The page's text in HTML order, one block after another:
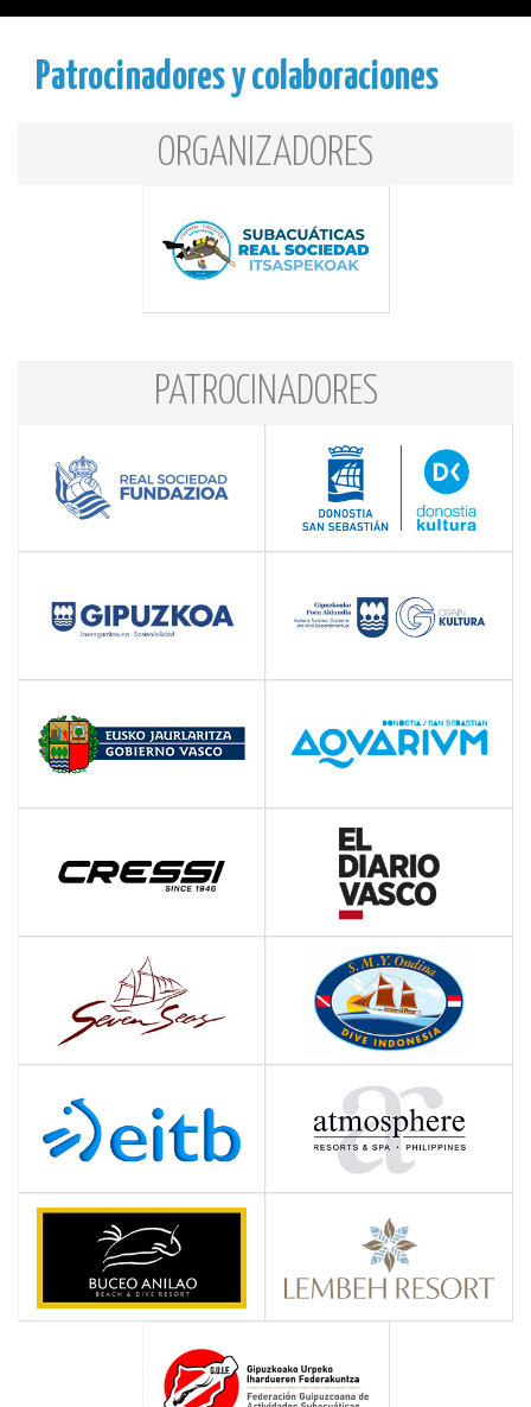
Patrocinadores y colaboraciones
ORGANIZADORES
PATROCINADORES